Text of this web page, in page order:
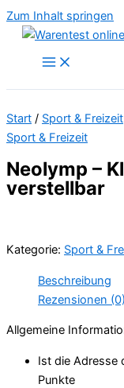
Zum Inhalt springen
Start / Sport & Freizeit
Sport & Freizeit
Neolymp –
verstellbar
Kategorie: Sport &
Beschreibung
Rezensionen (0)
Allgemeine
Ist die Adresse
Punkte